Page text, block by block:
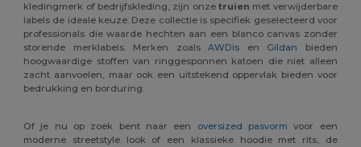
kledingmerk of bedrijfskleding, zijn onzetruien met verwijderbare
labels de ideale keuze. Deze collectie is specifiek geselecteerd voor
professionals die waarde hechten aan een blanco canvas zonder
storende merklabels. Merken zoalsAWDis en Gildan bieden
hoogwaardige stoffen van ringgesponnen katoen die niet alleen
zacht aanvoelen, maar ook een uitstekend oppervlak bieden voor
bedrukking en borduring.
Of je nu op zoek bent naar een oversized pasvorm voor een
moderne streetstyle look of een klassieke hoodie met rits, de